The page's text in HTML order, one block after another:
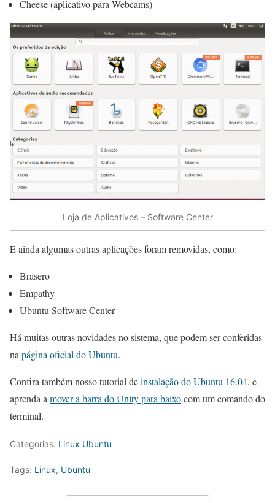
Cheese (aplicativo para Webcams)
Loja de Aplicativos – Software Center
E ainda algumas outras aplicações foram removidas, como:
Brasero
Empathy
Ubuntu Software Center
Há muitas outras novidades no sistema, que podem ser conferidas
na página oficial do Ubuntu.
Confira também nosso tutorial deinstalação do Ubuntu 16.04, e
aprenda a mover a barra do Unity para baixocom um comando do
terminal.
Categorias: Linux Ubuntu
Tags: Linux, Ubuntu